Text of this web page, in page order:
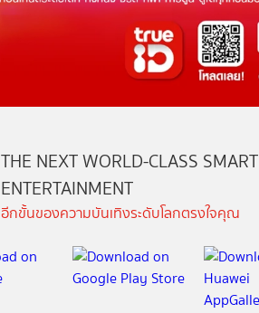
THE NEXT WORLD-CLASS SMART
ENTERTAINMENT
อีกขั้นของความบันเทิงระดับโลกตรงใจคุณ